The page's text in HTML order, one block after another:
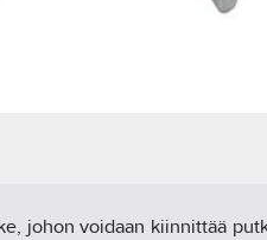
johon voidaan kiinnittää